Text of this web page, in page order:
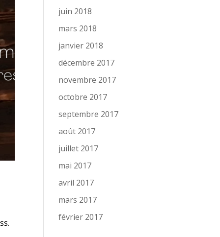
juin 2018
mars 2018
janvier 2018
décembre 2017
novembre 2017
octobre 2017
septembre 2017
août 2017
juillet 2017
mai 2017
avril 2017
mars 2017
février 2017